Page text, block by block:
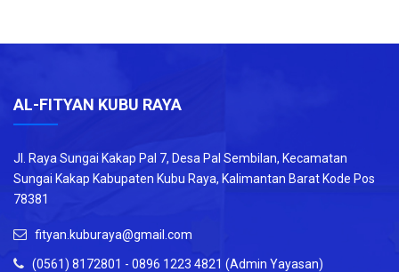
AL-FITYAN KUBU RAYA
Jl. Raya Sungai Kakap Pal 7, Desa Pal Sembilan, Kecamatan
Sungai Kakap Kabupaten Kubu Raya, Kalimantan Barat Kode Pos
78381
fityan.kuburaya@gmail.com
(0561) 8172801 - 0896 1223 4821 (Admin Yayasan)